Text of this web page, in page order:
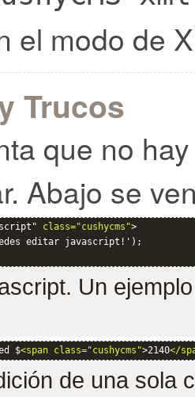
el modo de
Trucos
que no
Abajo se
class="cushycms">
editar javascript!');
Un
$<span class="cushycms">2140</
de una sola